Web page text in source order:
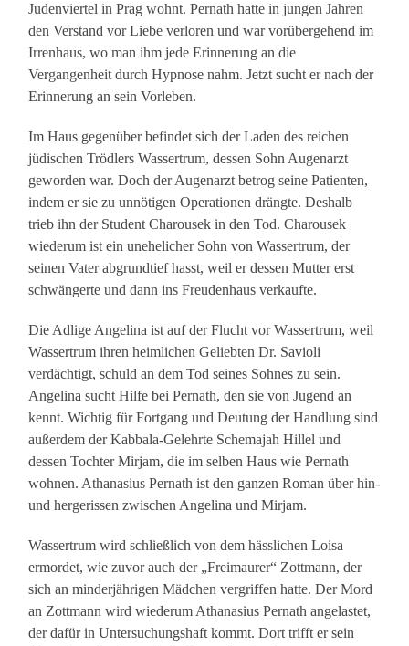
Judenviertel in Prag wohnt. Pernath hatte in jungen Jahren
den Verstand vor Liebe verloren und war vorübergehend im
Irrenhaus, wo man ihm jede Erinnerung an die
Vergangenheit durch Hypnose nahm. Jetzt sucht er nach der
Erinnerung an sein Vorleben.
Im Haus gegenüber befindet sich der Laden des reichen
jüdischen Trödlers Wassertrum, dessen Sohn Augenarzt
geworden war. Doch der Augenarzt betrog seine Patienten,
indem er sie zu unnötigen Operationen drängte. Deshalb
trieb ihn der Student Charousek in den Tod. Charousek
wiederum ist ein unehelicher Sohn von Wassertrum, der
seinen Vater abgrundtief hasst, weil er dessen Mutter erst
schwängerte und dann ins Freudenhaus verkaufte.
Die Adlige Angelina ist auf der Flucht vor Wassertrum, weil
Wassertrum ihren heimlichen Geliebten Dr. Savioli
verdächtigt, schuld an dem Tod seines Sohnes zu sein.
Angelina sucht Hilfe bei Pernath, den sie von Jugend an
kennt. Wichtig für Fortgang und Deutung der Handlung sind
außerdem der Kabbala-Gelehrte Schemajah Hillel und
dessen Tochter Mirjam, die im selben Haus wie Pernath
wohnen. Athanasius Pernath ist den ganzen Roman über hin-
und hergerissen zwischen Angelina und Mirjam.
Wassertrum wird schließlich von dem hässlichen Loisa
ermordet, wie zuvor auch der „Freimaurer“ Zottmann, der
sich an minderjährigen Mädchen vergriffen hatte. Der Mord
an Zottmann wird wiederum Athanasius Pernath angelastet,
der dafür in Untersuchungshaft kommt. Dort trifft er sein